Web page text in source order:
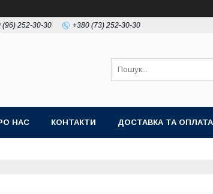
(96) 252-30-30 +380 (73) 252-30-30
НАС КОНТАКТИ ДОСТАВКА ТА ОПЛАТА